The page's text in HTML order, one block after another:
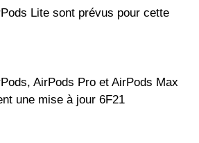
Lite sont prévus pour cette
AirPods Pro et AirPods Max
une mise à jour 6F21